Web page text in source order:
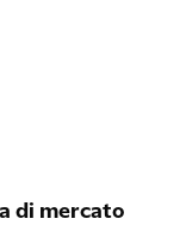
di mercato